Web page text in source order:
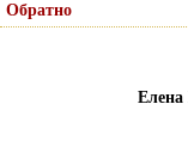
Обратно
Елена